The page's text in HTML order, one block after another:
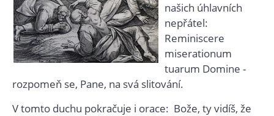
našich úhlavních
nepřátel:
Reminiscere
miserationum
tuarum Domine -
rozpomeň se, Pane, na svá slitování.
V tomto duchu pokračuje i orace: Bože, ty vidíš, že